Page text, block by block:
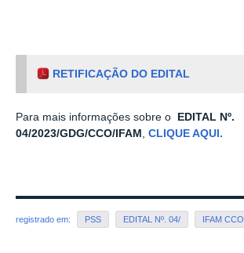
RETIFICAÇÃO DO EDITAL
Para mais informações sobre o
EDITAL Nº.
04/2023/GDG/CCO/IFAM , CLIQUE AQUI.
registrado em: PSS EDITAL Nº. 04/ IFAM CCO